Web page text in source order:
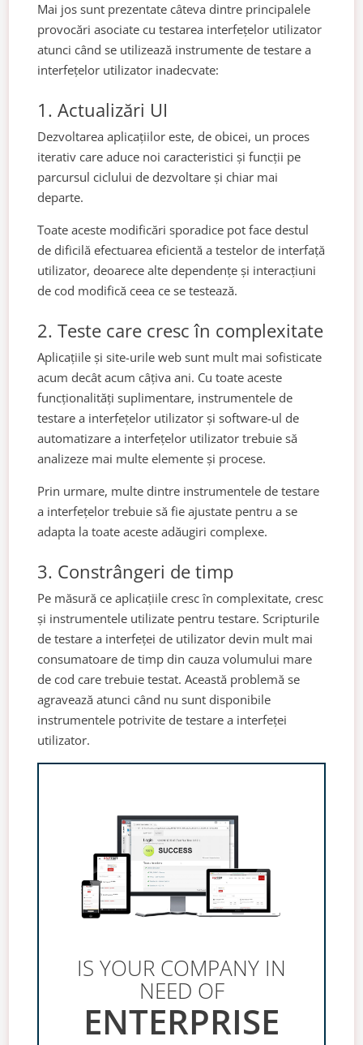
Mai jos sunt prezentate câteva dintre principalele
provocări asociate cu testarea interfețelor utilizator
atunci când se utilizează instrumente de testare a
interfețelor utilizator inadecvate:
1. Actualizări UI
Dezvoltarea aplicațiilor este, de obicei, un proces
iterativ care aduce noi caracteristici și funcții pe
parcursul ciclului de dezvoltare și chiar mai
departe.
Toate aceste modificări sporadice pot face destul
de dificilă efectuarea eficientă a testelor de interfață
utilizator, deoarece alte dependențe și interacțiuni
de cod modifică ceea ce se testează.
2. Teste care cresc în complexitate
Aplicațiile și site-urile web sunt mult mai sofisticate
acum decât acum câțiva ani. Cu toate aceste
funcționalități suplimentare, instrumentele de
testare a interfețelor utilizator și software-ul de
automatizare a interfețelor utilizator trebuie să
analizeze mai multe elemente și procese.
Prin urmare, multe dintre instrumentele de testare
a interfețelor trebuie să fie ajustate pentru a se
adapta la toate aceste adăugiri complexe.
3. Constrângeri de timp
Pe măsură ce aplicațiile cresc în complexitate, cresc
și instrumentele utilizate pentru testare. Scripturile
de testare a interfeței de utilizator devin mult mai
consumatoare de timp din cauza volumului mare
de cod care trebuie testat. Această problemă se
agravează atunci când nu sunt disponibile
instrumentele potrivite de testare a interfeței
utilizator.
IS YOUR COMPANY IN
NEED OF
ENTERPRISE